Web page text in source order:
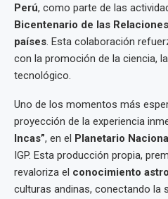
Perú, como parte de las
Bicentenario de las
países. Esta colaboración
con la promoción de la ciencia,
tecnológico.
Uno de los momentos más
proyección de la experiencia
Incas”, en el Planetario
IGP. Esta producción propia,
revaloriza el conocimiento
culturas andinas, conectando la